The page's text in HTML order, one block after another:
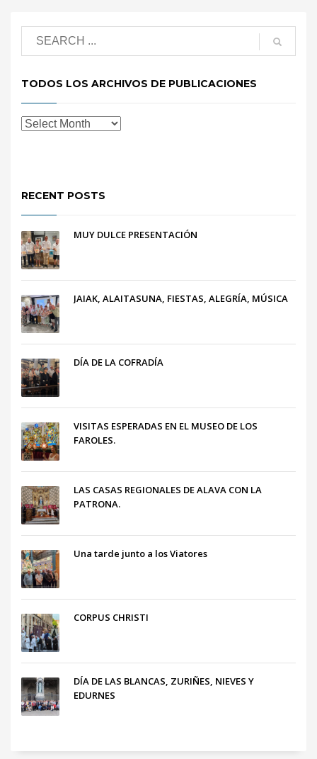
TODOS LOS ARCHIVOS DE PUBLICACIONES
RECENT POSTS
MUY DULCE PRESENTACIÓN
JAIAK, ALAITASUNA, FIESTAS, ALEGRÍA, MÚSICA
DÍA DE LA COFRADÍA
VISITAS ESPERADAS EN EL MUSEO DE LOS
FAROLES.
LAS CASAS REGIONALES DE ALAVA CON LA
PATRONA.
Una tarde junto a los Viatores
CORPUS CHRISTI
DÍA DE LAS BLANCAS, ZURIÑES, NIEVES Y
EDURNES